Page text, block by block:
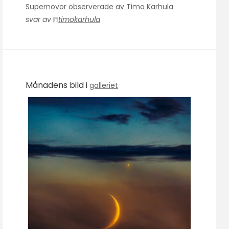
Supernovor observerade av Timo Karhula
svar av
timokarhula
Månadens bild i galleriet